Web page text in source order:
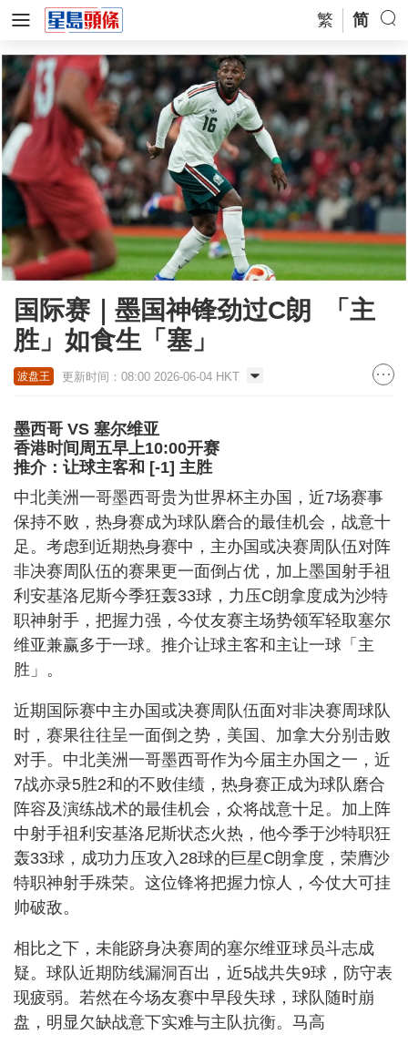
繁 简
国际赛｜墨国神锋劲过C朗 「主
胜」如食生「塞」
波盘王 更新时间：08:00 2026-06-04 HKT
墨西哥 VS 塞尔维亚
香港时间周五早上10:00开赛
推介：让球主客和 [-1] 主胜
中北美洲一哥墨西哥贵为世界杯主办国，近7场赛事
保持不败，热身赛成为球队磨合的最佳机会，战意十
足。考虑到近期热身赛中，主办国或决赛周队伍对阵
非决赛周队伍的赛果更一面倒占优，加上墨国射手祖
利安基洛尼斯今季狂轰33球，力压C朗拿度成为沙特
职神射手，把握力强，今仗友赛主场势领军轻取塞尔
维亚兼赢多于一球。推介让球主客和主让一球「主
胜」。
近期国际赛中主办国或决赛周队伍面对非决赛周球队
时，赛果往往呈一面倒之势，美国、加拿大分别击败
对手。中北美洲一哥墨西哥作为今届主办国之一，近
7战亦录5胜2和的不败佳绩，热身赛正成为球队磨合
阵容及演练战术的最佳机会，众将战意十足。加上阵
中射手祖利安基洛尼斯状态火热，他今季于沙特职狂
轰33球，成功力压攻入28球的巨星C朗拿度，荣膺沙
特职神射手殊荣。这位锋将把握力惊人，今仗大可挂
帅破敌。
相比之下，未能跻身决赛周的塞尔维亚球员斗志成
疑。球队近期防线漏洞百出，近5战共失9球，防守表
现疲弱。若然在今场友赛中早段失球，球队随时崩
盘，明显欠缺战意下实难与主队抗衡。马高